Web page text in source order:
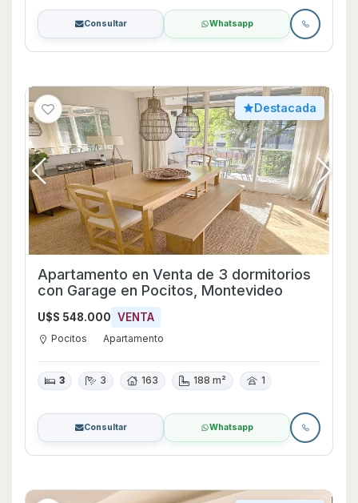
Consultar Whatsapp
Destacada
Apartamento en Venta de 3 dormitorios
con Garage en Pocitos, Montevideo
U$S 548.000 VENTA
Pocitos Apartamento
3 3 163 188 m² 1
Consultar Whatsapp